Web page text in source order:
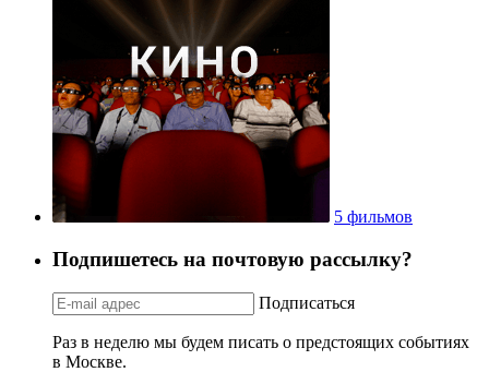
5 фильмов
Подпишетесь на почтовую рассылку?
Подписаться
Раз в неделю мы будем писать о предстоящих событиях
в Москве.